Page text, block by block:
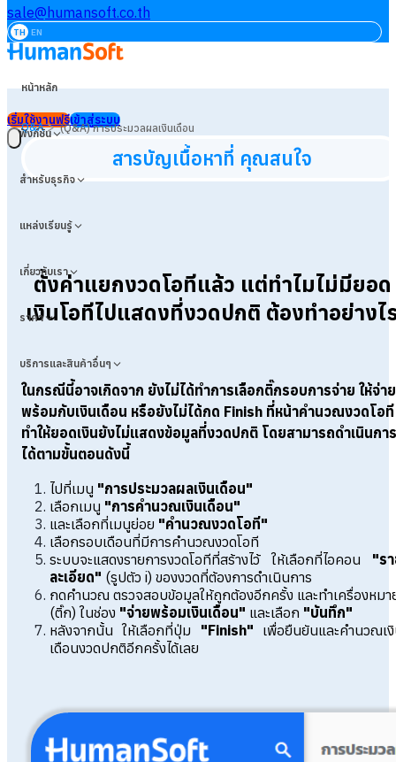
sale@humansoft.co.th
TH EN
หน้าหลัก
ฟังก์ชัน
สำหรับธุรกิจ
แหล่งเรียนรู้
เกี่ยวกับเรา
ราคา
บริการและสินค้าอื่นๆ
เริ่มใช้งานฟรีเข้าสู่ระบบ
Q&A>(Q&A) การประมวลผลเงินเดือน
สารบัญเนื้อหาที่ คุณสนใจ
ตั้งค่าแยกงวดโอทีแล้ว แต่ทำไมไม่มียอด
เงินโอทีไปแสดงที่งวดปกติ ต้องทำอย่างไ
ในกรณีนี้อาจเกิดจาก ยังไม่ได้ทำการเลือกติ๊กรอบการจ่าย ให้จ่าย
พร้อมกับเงินเดือน หรือยังไม่ได้กด Finish ที่หน้าคำนวณงวดโอที
ทำให้ยอดเงินยังไม่แสดงข้อมูลที่งวดปกติ โดยสามารถดำเนินการ
ได้ตามขั้นตอนดังนี้
ไปที่เมนู "การประมวลผลเงินเดือน"
เลือกเมนู "การคำนวณเงินเดือน"
และเลือกที่เมนูย่อย "คำนวณงวดโอที"
เลือกรอบเดือนที่มีการคำนวณงวดโอที
ระบบจะแสดงรายการงวดโอทีที่สร้างไว้ ให้เลือกที่ไอคอน "ร
ละเอียด" (รูปตัว i) ของงวดที่ต้องการดำเนินการ
กดคำนวณ ตรวจสอบข้อมูลให้ถูกต้องอีกครั้ง และทำเครื่องหมา
(ติ๊ก) ในช่อง "จ่ายพร้อมเงินเดือน" และเลือก "บันทึก"
หลังจากนั้น ให้เลือกที่ปุ่ม "Finish" เพื่อยืนยันและคำนวณเ
เดือนงวดปกติอีกครั้งได้เลย